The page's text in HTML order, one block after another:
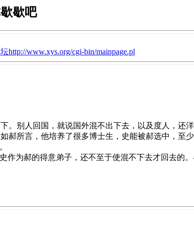
歇吧
http://www.xys.org/cgi-bin/mainpage.pl
。别人回国，就说国外混不出下去，以及度人，还
所言，他培养了很多博士生，史能被郝选中，至
为郝的得意弟子，还不至于使混不下去才回去的。